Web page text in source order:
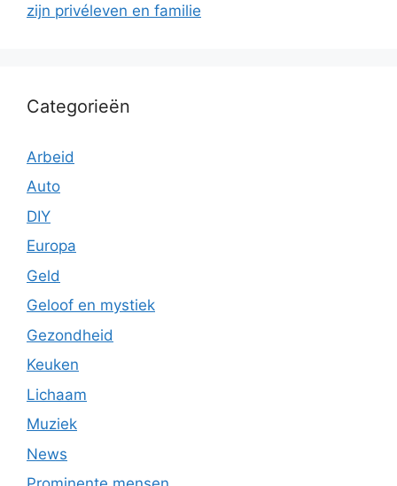
zijn privéleven en familie
Categorieën
Arbeid
Auto
DIY
Europa
Geld
Geloof en mystiek
Gezondheid
Keuken
Lichaam
Muziek
News